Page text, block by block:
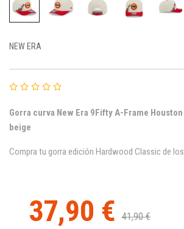
NEW ERA
Gorra curva New Era 9FiftyA-Frame
beige
Compra tu gorra edición Hardwood Classic de
37,90 € 41,90 €